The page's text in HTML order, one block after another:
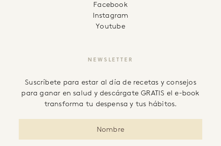
facebook
instagram
youtube
NEWSLETTER
Suscríbete para estar al día de recetas y consejos
para ganar en salud y descárgate GRATIS el e-book
transforma tu despensa y tus hábitos.